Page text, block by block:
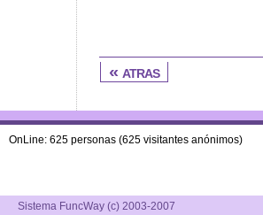
« atras
OnLine: 625 personas (625 visitantes anónimos)
Sistema FuncWay (c) 2003-2007